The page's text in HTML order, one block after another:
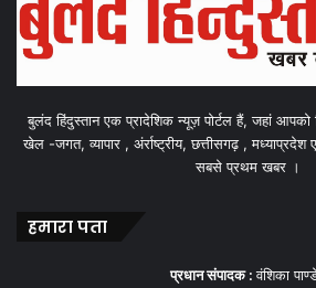
बुलंद हिंदुस्तान एक प्रादेशिक न्यूज़ पोर्टल हैं, जहां
खेल -जगत, व्यापार , अंर्राष्ट्रीय, छत्तीसगढ़ , मध्याप्रदेश
सबसे प्रथम खबर ।
हमारा पता
प्रधान संपादक :वंशिका